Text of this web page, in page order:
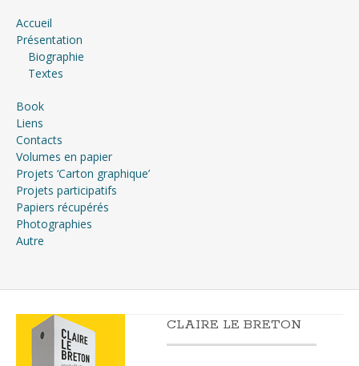
Accueil
Présentation
Biographie
Textes
Book
Liens
Contacts
Volumes en papier
Projets ‘Carton graphique’
Projets participatifs
Papiers récupérés
Photographies
Autre
CLAIRE LE BRETON